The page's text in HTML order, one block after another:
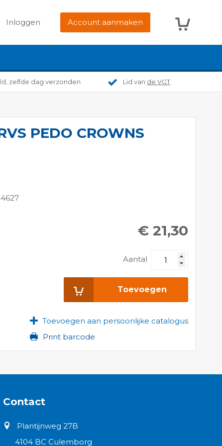
Inloggen Account aanmaken
zelfde dag verzonden Lid van de VGT
PEDO CROWNS
€ 21,30
Aantal
Toevoegen
Toevoegen aan persoonlijke catalogus
Print barcode
Contact
Plantijnweg 27B
4104 BC Culemborg